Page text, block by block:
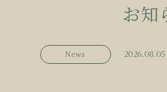
お知
News 2026.08.05